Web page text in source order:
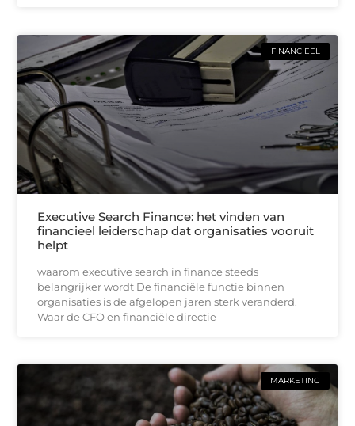
FINANCIEEL
Executive Search Finance: het vinden van
financieel leiderschap dat organisaties vooruit
helpt
waarom executive search in finance steeds
belangrijker wordt De financiële functie binnen
organisaties is de afgelopen jaren sterk veranderd.
Waar de CFO en financiële directie
MARKETING